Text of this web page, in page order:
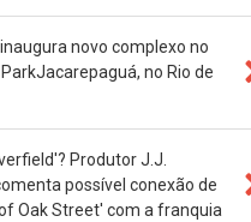
inaugura novo complexo no
no Rio de
Produtor J.J.
possível conexão de
Oak Street' com a franquia